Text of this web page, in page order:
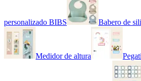
personalizado BIBS Babero de
Medidor de altura